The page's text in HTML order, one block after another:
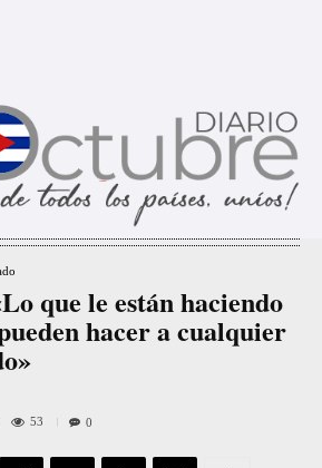
que le están haciendo
hacer a cualquier
53 0